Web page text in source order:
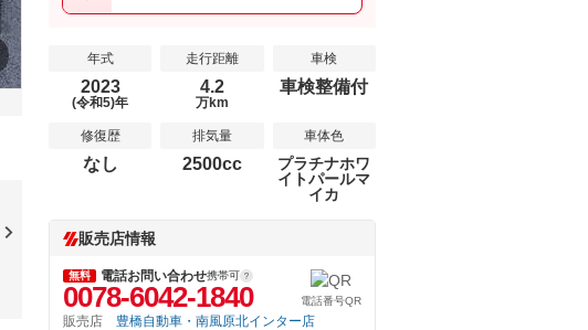
年式
2023
(令和5)年
走行距離
4.2
万km
車検
車検整備付
修復歴
なし
排気量
2500cc
車体色
プラチナホワ
イトパールマ
イカ
販売店情報
無料 電話お問い合わせ携帯可
0078-6042-1840 電話番号QR
販売店
豊橋自動車・南風原北インター店